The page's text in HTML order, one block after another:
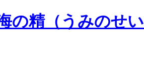
の精（うみのせ